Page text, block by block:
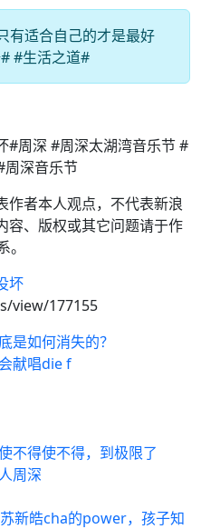
有适合自己的才是最好
#生活之道#
周深 #周深太湖湾音乐节 #
周深音乐节
作者本人观点，不代表新浪
容、版权或其它问题请于作
坏
view/177155
是如何消失的？
献唱die f
不得使不得，到极限了
周深
新皓cha的power，孩子知